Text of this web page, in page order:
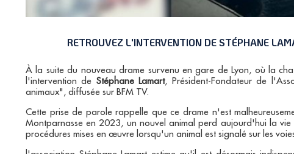
RETROUVEZ L'INTERVENTION DE STÉPHANE
À la suite du nouveau drame survenu en gare de Lyon, où la
l'intervention de Stéphane Lamart, Président-Fondateur de
animaux", diffusée sur BFM TV.
Cette prise de parole rappelle que ce drame n'est
Montparnasse en 2023, un nouvel animal perd aujourd'hui la
procédures mises en œuvre lorsqu'un animal est signalé sur les